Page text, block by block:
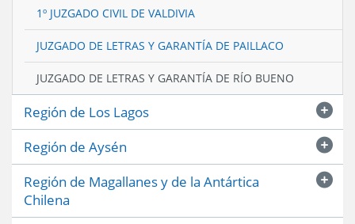
1º JUZGADO CIVIL DE VALDIVIA
JUZGADO DE LETRAS Y GARANTÍA DE PAILLACO
JUZGADO DE LETRAS Y GARANTÍA DE RÍO BUENO
Región de Los Lagos
Región de Aysén
Región de Magallanes y de la Antártica
Chilena